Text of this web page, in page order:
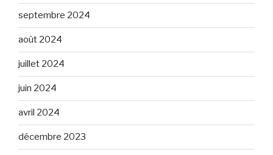
septembre 2024
août 2024
juillet 2024
juin 2024
avril 2024
décembre 2023